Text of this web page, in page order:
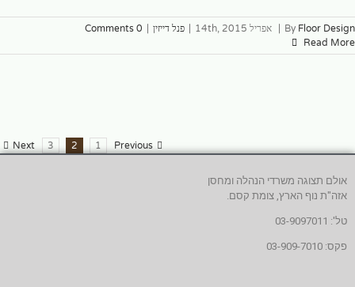
By Floor Design אפריל 14th, 2015 פנל דייזין
0 Comments
Read More
Previous
1
2
3
Next
אולם תצוגה משרדי הנהלה ומחסן
אזה"ת נוף הארץ, צומת קסם.
טל': 03-9097011
פקס: 03-909-7010